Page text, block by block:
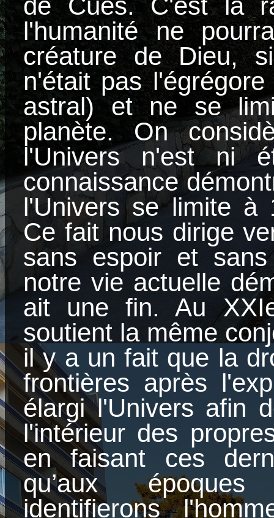
l'humanité ne
créature de Dieu,
n'était pas
astral) et ne se
planète. On
l'Univers n'est ni
connaissance
l'Univers se limite à
Ce fait nous dirige
sans espoir et
notre vie actuelle
ait une fin. Au
soutient la même
il y a un fait que la
frontières après
élargi l'Univers afin
l'intérieur des
en faisant ces
qu’aux
identifierons